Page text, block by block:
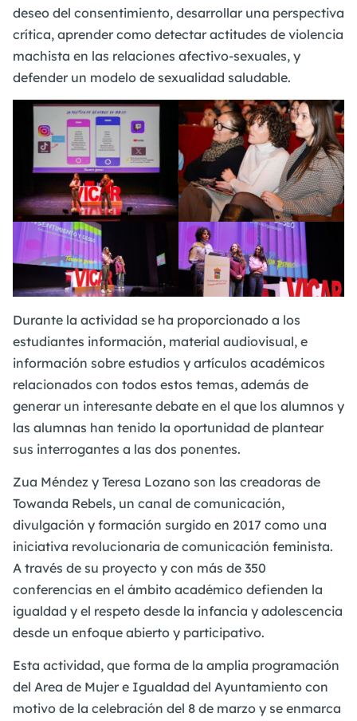
deseo del consentimiento, desarrollar una perspectiva
crítica, aprender como detectar actitudes de violencia
machista en las relaciones afectivo-sexuales, y
defender un modelo de sexualidad saludable.
Durante la actividad se ha proporcionado a los
estudiantes información, material audiovisual, e
información sobre estudios y artículos académicos
relacionados con todos estos temas, además de
generar un interesante debate en el que los alumnos y
las alumnas han tenido la oportunidad de plantear
sus interrogantes a las dos ponentes.
Zua Méndez y Teresa Lozano son las creadoras de
Towanda Rebels, un canal de comunicación,
divulgación y formación surgido en 2017 como una
iniciativa revolucionaria de comunicación feminista.
A través de su proyecto y con más de 350
conferencias en el ámbito académico defienden la
igualdad y el respeto desde la infancia y adolescencia
desde un enfoque abierto y participativo.
Esta actividad, que forma de la amplia programación
del Area de Mujer e Igualdad del Ayuntamiento con
motivo de la celebración del 8 de marzo y se enmarca